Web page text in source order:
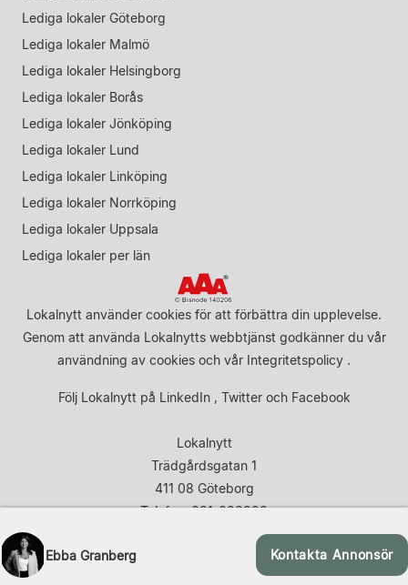
Ebba Granberg Kontakta Annonsör
Lediga lokaler Göteborg
Lediga lokaler Malmö
Lediga lokaler Helsingborg
Lediga lokaler Borås
Lediga lokaler Jönköping
Lediga lokaler Lund
Lediga lokaler Linköping
Lediga lokaler Norrköping
Lediga lokaler Uppsala
Lediga lokaler per län
Lokalnytt använder cookies för att förbättra din upplevelse.
Genom att använda Lokalnytts webbtjänst godkänner du vår
användning av cookies och vår Integritetspolicy .
Följ Lokalnytt på LinkedIn, Twitteroch Facebook
Lokalnytt
Trädgårdsgatan 1
411 08 Göteborg
Telefon: 031-683920